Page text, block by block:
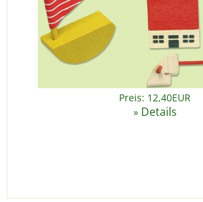
Preis: 12,40EUR
» Details